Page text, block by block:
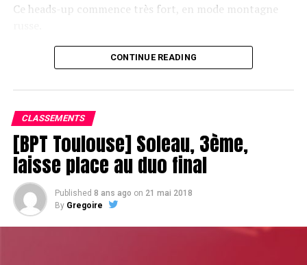
Ce heads-up commence très fort, en mode montagne
Le champagne va réchauffer si les deux finalistes ne se décident pas !
CONTINUE READING
CLASSEMENTS
[BPT Toulouse] Soleau, 3ème,
laisse place au duo final
Published 8 ans ago on 21 mai 2018
By Gregoire